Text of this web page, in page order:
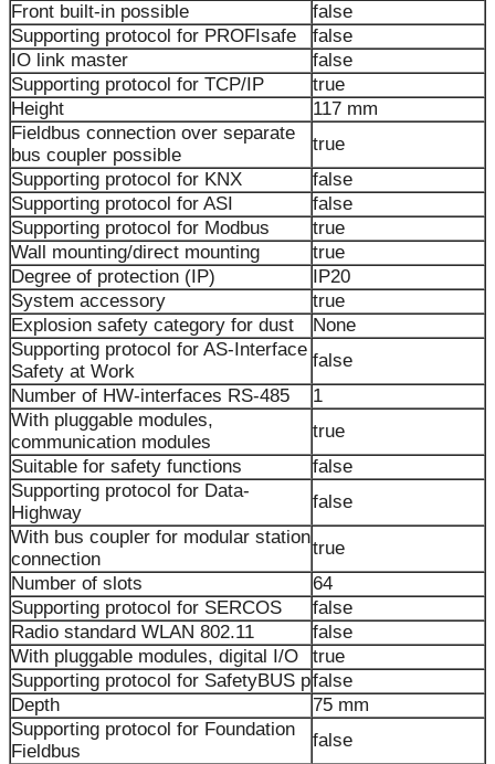
Front built-in possible
false
Supporting protocol for PROFIsafe
false
IO link master
false
Supporting protocol for TCP/IP
true
Height
117 mm
Fieldbus connection over separate
bus coupler possible
true
Supporting protocol for KNX
false
Supporting protocol for ASI
false
Supporting protocol for Modbus
true
Wall mounting/direct mounting
true
Degree of protection (IP)
IP20
System accessory
true
Explosion safety category for dust
None
Supporting protocol for AS-Interface
Safety at Work
false
Number of HW-interfaces RS-485
1
With pluggable modules,
communication modules
true
Suitable for safety functions
false
Supporting protocol for Data-
Highway
false
With bus coupler for modular station
connection
true
Number of slots
64
Supporting protocol for SERCOS
false
Radio standard WLAN 802.11
false
With pluggable modules, digital I/O
true
Supporting protocol for SafetyBUS pfalse
Depth
75 mm
Supporting protocol for Foundation
Fieldbus
false